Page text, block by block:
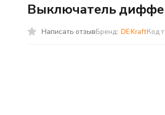
Выключатель
Написать отзывБренд: DEKraftКод